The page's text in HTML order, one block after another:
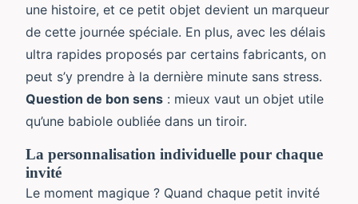
une histoire, et ce petit objet devient un marqueur
de cette journée spéciale. En plus, avec les délais
ultra rapides proposés par certains fabricants, on
peut s’y prendre à la dernière minute sans stress.
Question de bon sens : mieux vaut un objet utile
qu’une babiole oubliée dans un tiroir.
La personnalisation individuelle pour chaque
invité
Le moment magique ? Quand chaque petit invité